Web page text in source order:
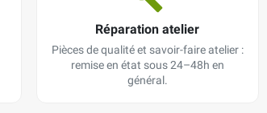
Réparation atelier
Pièces de qualité et savoir-faire atelier :
remise en état sous 24–48h en
général.